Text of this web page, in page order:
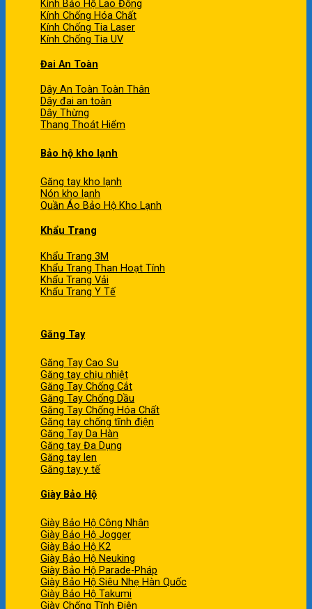
Kính Bảo Hộ Lao Động
Kính Chống Hóa Chất
Kính Chống Tia Laser
Kính Chống Tia UV
Đai An Toàn
Dây An Toàn Toàn Thân
Dây đai an toàn
Dây Thừng
Thang Thoát Hiểm
Bảo hộ kho lạnh
Găng tay kho lạnh
Nón kho lạnh
Quần Áo Bảo Hộ Kho Lạnh
Khẩu Trang
Khẩu Trang 3M
Khẩu Trang Than Hoạt Tính
Khẩu Trang Vải
Khẩu Trang Y Tế
Găng Tay
Găng Tay Cao Su
Găng tay chịu nhiệt
Găng Tay Chống Cắt
Găng Tay Chống Dầu
Găng Tay Chống Hóa Chất
Găng tay chống tĩnh điện
Găng Tay Da Hàn
Găng tay Đa Dụng
Găng tay len
Găng tay y tế
Giày Bảo Hộ
Giày Bảo Hộ Công Nhân
Giày Bảo Hộ Jogger
Giày Bảo Hộ K2
Giày Bảo Hộ Neuking
Giày Bảo Hộ Parade-Pháp
Giày Bảo Hộ Siêu Nhẹ Hàn Quốc
Giày Bảo Hộ Takumi
Giày Chống Tĩnh Điện